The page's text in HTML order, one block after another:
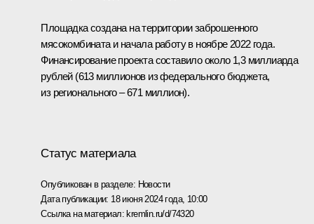
Площадка создана на территории заброшенного
мясокомбината и начала работу в ноябре 2022 года.
Финансирование проекта составило около 1,3 миллиарда
рублей (613 миллионов из федерального бюджета,
из регионального – 671 миллион).
Статус материала
Опубликован в разделе: Новости
Дата публикации: 18 июня 2024 года, 10:00
Ссылка на материал: kremlin.ru/d/74320